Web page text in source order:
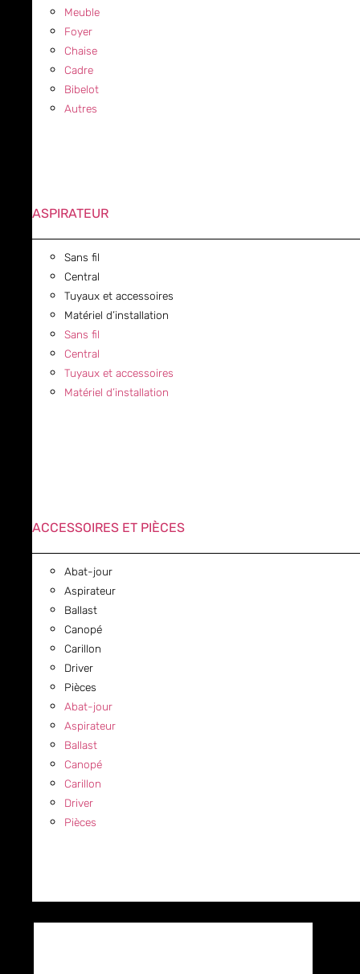
Meuble
Foyer
Chaise
Cadre
Bibelot
Autres
ASPIRATEUR
Sans fil
Central
Tuyaux et accessoires
Matériel d’installation
Sans fil
Central
Tuyaux et accessoires
Matériel d’installation
ACCESSOIRES ET PIÈCES
Abat-jour
Aspirateur
Ballast
Canopé
Carillon
Driver
Pièces
Abat-jour
Aspirateur
Ballast
Canopé
Carillon
Driver
Pièces